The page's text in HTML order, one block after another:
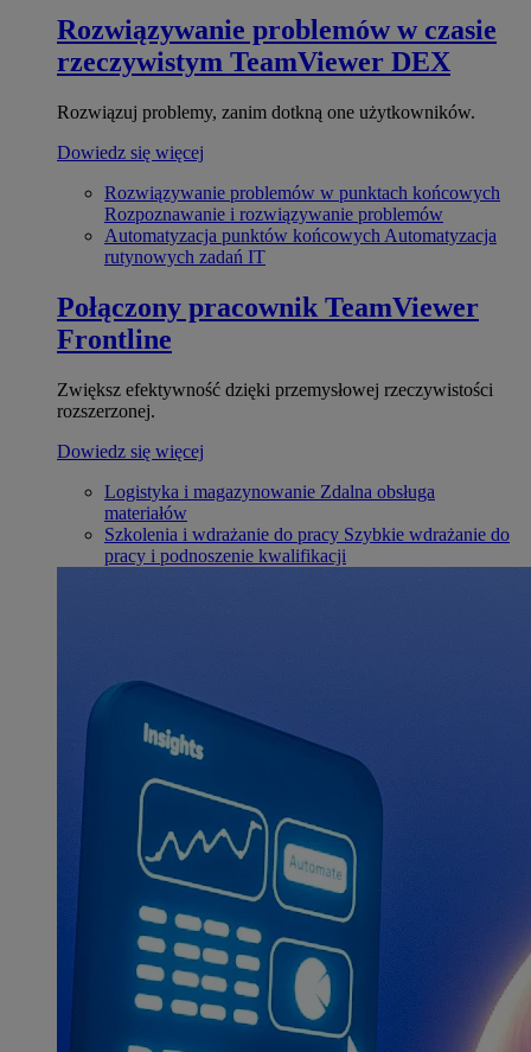
Rozwiązywanie problemów w czasie
rzeczywistym TeamViewer DEX
Rozwiązuj problemy, zanim dotkną one użytkowników.
Dowiedz się więcej
Rozwiązywanie problemów w punktach końcowych
Rozpoznawanie i rozwiązywanie problemów
Automatyzacja punktów końcowych Automatyzacja
rutynowych zadań IT
Połączony pracownik TeamViewer
Frontline
Zwiększ efektywność dzięki przemysłowej rzeczywistości
rozszerzonej.
Dowiedz się więcej
Logistyka i magazynowanie Zdalna obsługa
materiałów
Szkolenia i wdrażanie do pracy Szybkie wdrażanie do
pracy i podnoszenie kwalifikacji